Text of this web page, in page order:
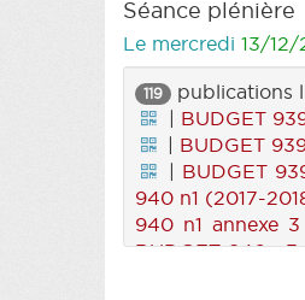
Séance plénière
Le mercredi 13/12/
119 publications
| BUDGET
| BUDGET
| BUDGET
940 n1 (2017-
940 n1 annexe
BUDGET 940